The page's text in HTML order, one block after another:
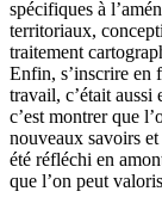
spécifiques à
territoriaux,
traitement
Enfin, s’inscrire en
travail, c’était
c’est montrer que
nouveaux savoirs
été réfléchi en
que l’on peut